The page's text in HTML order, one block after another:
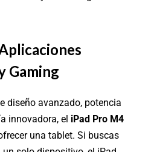
Gaming
diseño avanzado, potencia
innovadora, el iPad Pro M4
una tablet. Si buscas